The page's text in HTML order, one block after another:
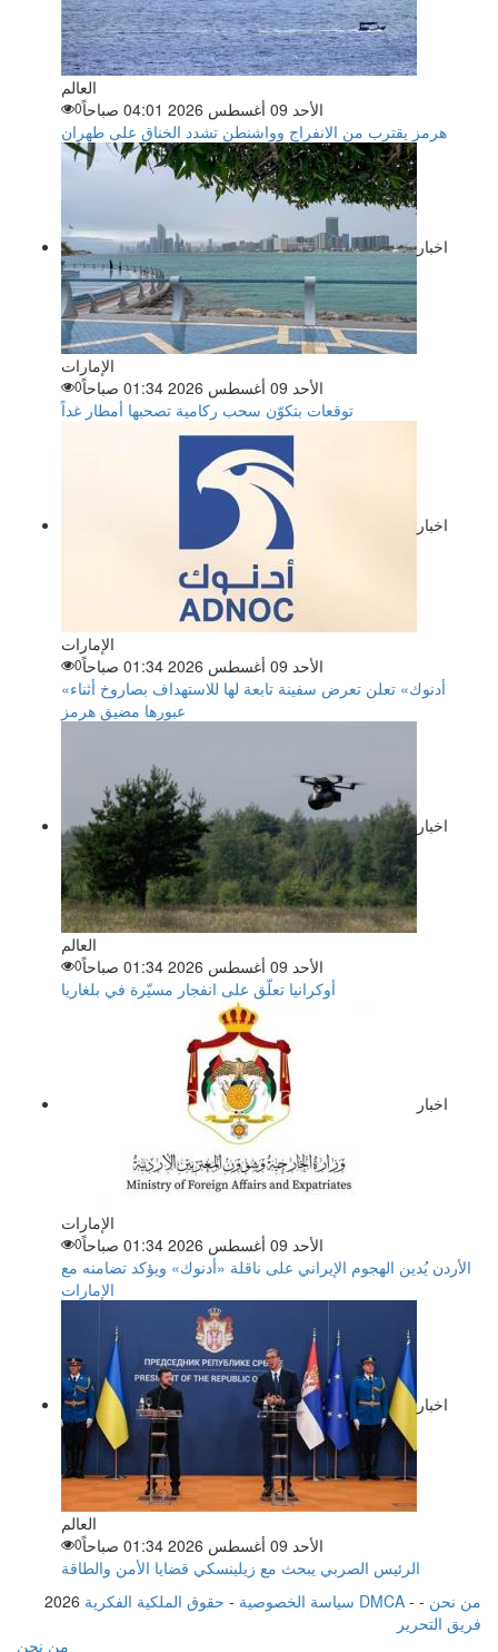
العالم
الأحد 09 أغسطس 2026 04:01 صباحاً
0
هرمز يقترب من الانفراج وواشنطن تشدد الخناق على طهران
اخبار
الإمارات
الأحد 09 أغسطس 2026 01:34 صباحاً
0
توقعات بتكوّن سحب ركامية تصحبها أمطار غداً
اخبار
الإمارات
الأحد 09 أغسطس 2026 01:34 صباحاً
0
«أدنوك» تعلن تعرض سفينة تابعة لها للاستهداف بصاروخ أثناء
عبورها مضيق هرمز
اخبار
العالم
الأحد 09 أغسطس 2026 01:34 صباحاً
0
أوكرانيا تعلّق على انفجار مسيّرة في بلغاريا
اخبار
الإمارات
الأحد 09 أغسطس 2026 01:34 صباحاً
0
الأردن يُدين الهجوم الإيراني على ناقلة «أدنوك» ويؤكد تضامنه مع
الإمارات
اخبار
العالم
الأحد 09 أغسطس 2026 01:34 صباحاً
0
الرئيس الصربي يبحث مع زيلينسكي قضايا الأمن والطاقة
2026
سياسة الخصوصية - حقوق الملكية الفكرية DMCA - من نحن -
فريق التحرير
من نحن